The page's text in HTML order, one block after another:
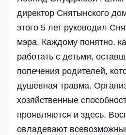
директор Снятынского
этого 5 лет руководил
мэра. Каждому понятно,
работать с детьми,
попечения родителей,
душевная травма.
хозяйственные
проявляются и здесь.
овладевают